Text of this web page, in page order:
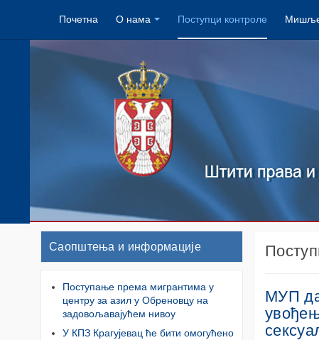
Почетна О нама Поступци контроле
МУП да
Саопштења и информације
Поступање према мигрантима у
центру за азил у Обреновцу на
задовољавајућем нивоу
У КПЗ Крагујевац ће бити омогућено